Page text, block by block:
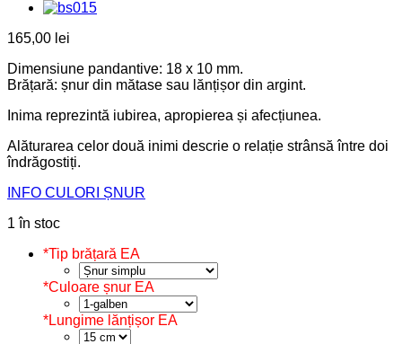
165,00 lei
Dimensiune pandantive: 18 x 10 mm.
Brățară: șnur din mătase sau lănțișor din argint.
Inima reprezintă iubirea, apropierea și afecțiunea.
Alăturarea celor două inimi descrie o relație strânsă între doi
îndrăgostiți.
INFO CULORI ȘNUR
1 în stoc
*Tip brățară EA
*Culoare șnur EA
*Lungime lănțișor EA